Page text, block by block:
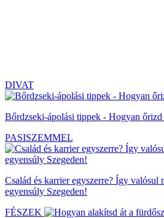
DIVAT
Bőrdzseki-ápolási tippek - Hogyan őrizd
PASISZEMMEL
Család és karrier egyszerre? Így valósul
egyensúly Szegeden!
FÉSZEK